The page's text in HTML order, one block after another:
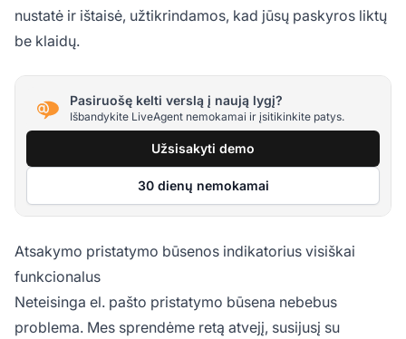
nustatė ir ištaisė, užtikrindamos, kad jūsų paskyros liktų
be klaidų.
Pasiruošę kelti verslą į naują lygį?
Išbandykite LiveAgent nemokamai ir įsitikinkite patys.
Užsisakyti demo
30 dienų nemokamai
Atsakymo pristatymo būsenos indikatorius visiškai
funkcionalus
Neteisinga el. pašto pristatymo būsena nebebus
problema. Mes sprendėme retą atvejį, susijusį su